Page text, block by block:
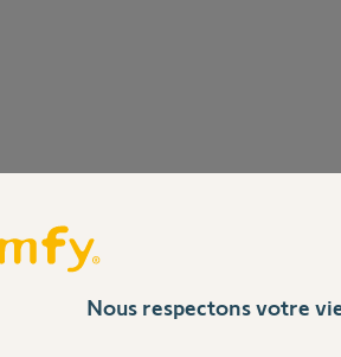
Nous respectons votre